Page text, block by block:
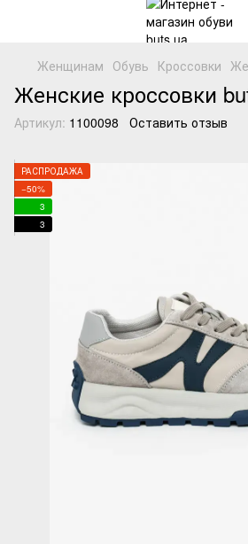
Женщинам Обувь Кроссовки
Женские кроссовки
Артикул: 1100098 Оставить отзыв
РАСПРОДАЖА
−50%
3
3